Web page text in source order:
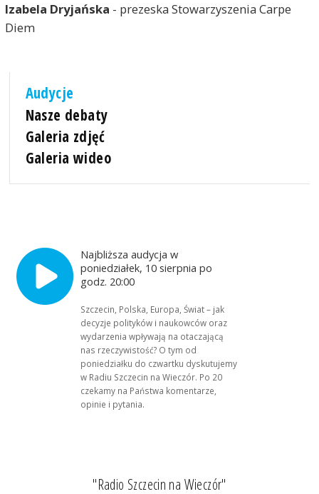
Izabela Dryjańska - prezeska Stowarzyszenia Carpe
Diem
Audycje
Nasze debaty
Galeria zdjęć
Galeria wideo
Najbliższa audycja w
poniedziałek, 10 sierpnia po
godz. 20:00
Szczecin, Polska, Europa, Świat – jak
decyzje polityków i naukowców oraz
wydarzenia wpływają na otaczającą
nas rzeczywistość? O tym od
poniedziałku do czwartku dyskutujemy
w Radiu Szczecin na Wieczór. Po 20
czekamy na Państwa komentarze,
opinie i pytania.
"Radio Szczecin na Wieczór"